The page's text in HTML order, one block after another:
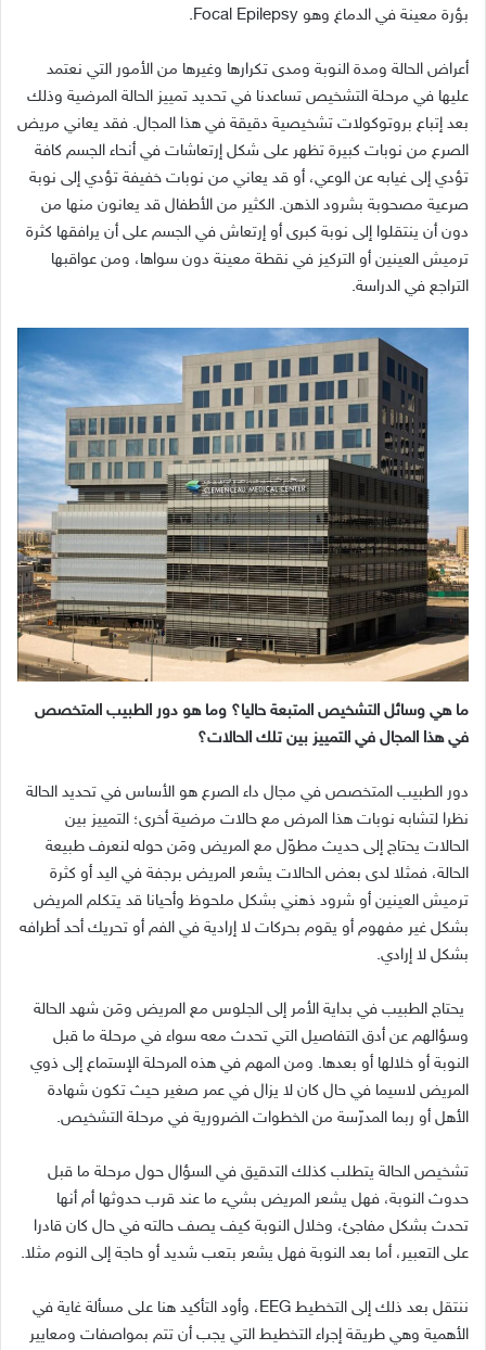
بؤرة معينة في الدماغ وهو Focal Epilepsy.
أعراض الحالة ومدة النوبة ومدى تكرارها وغيرها من الأمور التي نعتمد
عليها في مرحلة التشخيص تساعدنا في تحديد تمييز الحالة المرضية وذلك
بعد إتباع بروتوكولات تشخيصية دقيقة في هذا المجال. فقد يعاني مريض
الصرع من نوبات كبيرة تظهر على شكل إرتعاشات في أنحاء الجسم كافة
تؤدي إلى غيابه عن الوعي، أو قد يعاني من نوبات خفيفة تؤدي إلى نوبة
صرعية مصحوبة بشرود الذهن. الكثير من الأطفال قد يعانون منها من
دون أن ينتقلوا إلى نوبة كبرى أو إرتعاش في الجسم على أن يرافقها كثرة
ترميش العينين أو التركيز في نقطة معينة دون سواها، ومن عواقبها
التراجع في الدراسة.
ما هي وسائل التشخيص المتبعة حاليا؟ وما هو دور الطبيب المتخصص
في هذا المجال في التمييز بين تلك الحالات؟
دور الطبيب المتخصص في مجال داء الصرع هو الأساس في تحديد الحالة
نظرا لتشابه نوبات هذا المرض مع حالات مرضية أخرى؛ التمييز بين
الحالات يحتاج إلى حديث مطوّل مع المريض ومَن حوله لنعرف طبيعة
الحالة، فمثلا لدى بعض الحالات يشعر المريض برجفة في اليد أو كثرة
ترميش العينين أو شرود ذهني بشكل ملحوظ وأحيانا قد يتكلم المريض
بشكل غير مفهوم أو يقوم بحركات لا إرادية في الفم أو تحريك أحد أطرافه
بشكل لا إرادي.
يحتاج الطبيب في بداية الأمر إلى الجلوس مع المريض ومَن شهد الحالة
وسؤالهم عن أدق التفاصيل التي تحدث معه سواء في مرحلة ما قبل
النوبة أو خلالها أو بعدها. ومن المهم في هذه المرحلة الإستماع إلى ذوي
المريض لاسيما في حال كان لا يزال في عمر صغير حيث تكون شهادة
الأهل أو ربما المدرّسة من الخطوات الضرورية في مرحلة التشخيص.
تشخيص الحالة يتطلب كذلك التدقيق في السؤال حول مرحلة ما قبل
حدوث النوبة، فهل يشعر المريض بشيء ما عند قرب حدوثها أم أنها
تحدث بشكل مفاجئ، وخلال النوبة كيف يصف حالته في حال كان قادرا
على التعبير، أما بعد النوبة فهل يشعر بتعب شديد أو حاجة إلى النوم مثلا.
ننتقل بعد ذلك إلى التخطيط EEG، وأود التأكيد هنا على مسألة غاية في
الأهمية وهي طريقة إجراء التخطيط التي يجب أن تتم بمواصفات ومعايير